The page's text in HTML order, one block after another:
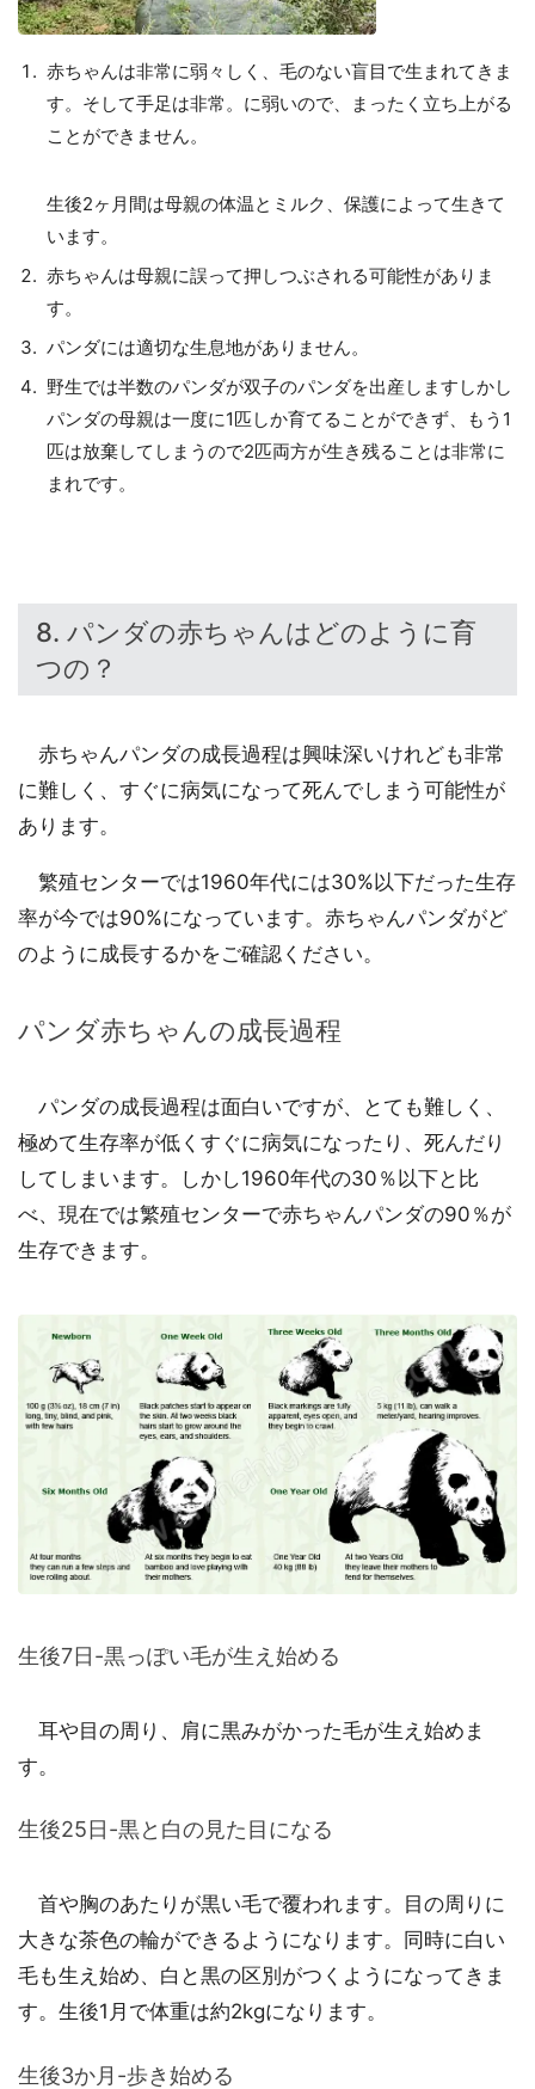
赤ちゃんは非常に弱々しく、毛のない盲目で生まれてきま
す。そして手足は非常。に弱いので、まったく立ち上がる
ことができません。
生後2ヶ月間は母親の体温とミルク、保護によって生きて
います。
赤ちゃんは母親に誤って押しつぶされる可能性がありま
す。
パンダには適切な生息地がありません。
野生では半数のパンダが双子のパンダを出産しますしかし
パンダの母親は一度に1匹しか育てることができず、もう1
匹は放棄してしまうので2匹両方が生き残ることは非常に
まれです。
8. パンダの赤ちゃんはどのように育
つの？
赤ちゃんパンダの成長過程は興味深いけれども非常
に難しく、すぐに病気になって死んでしまう可能性が
あります。
繁殖センターでは1960年代には30%以下だった生存
率が今では90%になっています。赤ちゃんパンダがど
のように成長するかをご確認ください。
パンダ赤ちゃんの成長過程
パンダの成長過程は面白いですが、とても難しく、
極めて生存率が低くすぐに病気になったり、死んだり
してしまいます。しかし1960年代の30％以下と比
べ、現在では繁殖センターで赤ちゃんパンダの90％が
生存できます。
生後7日-黒っぽい毛が生え始める
耳や目の周り、肩に黒みがかった毛が生え始めま
す。
生後25日-黒と白の見た目になる
首や胸のあたりが黒い毛で覆われます。目の周りに
大きな茶色の輪ができるようになります。同時に白い
毛も生え始め、白と黒の区別がつくようになってきま
す。生後1月で体重は約2kgになります。
生後3か月-歩き始める